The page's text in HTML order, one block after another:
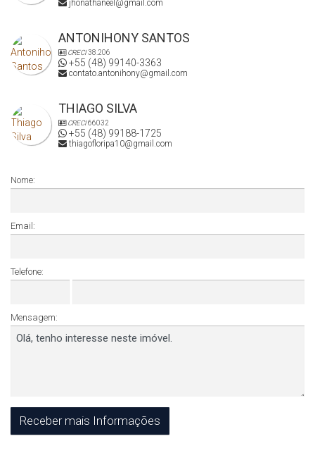
jhonathaneel@gmail.com
ANTONIHONY SANTOS
CRECI38.206
+55 (48) 99140-3363
contato.antonihony@gmail.com
THIAGO SILVA
CRECI66032
+55 (48) 99188-1725
thiagofloripa10@gmail.com
Nome:
Email:
Telefone:
Mensagem: